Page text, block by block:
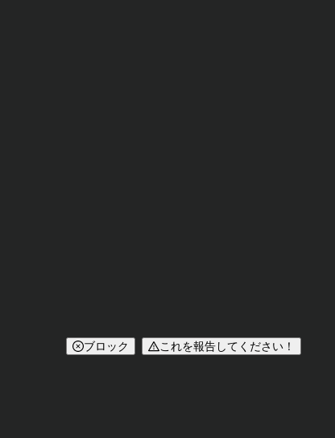
ブロック これを報告してください！